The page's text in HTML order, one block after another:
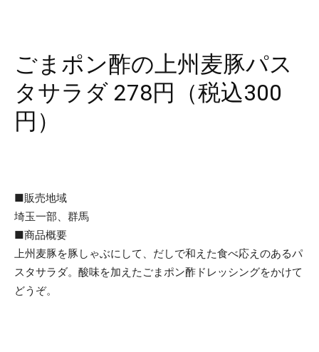
ごまポン酢の上州麦豚パス
タサラダ 278円（税込300
円）
■販売地域
埼玉一部、群馬
■商品概要
上州麦豚を豚しゃぶにして、だしで和えた食べ応えのあるパ
スタサラダ。酸味を加えたごまポン酢ドレッシングをかけて
どうぞ。